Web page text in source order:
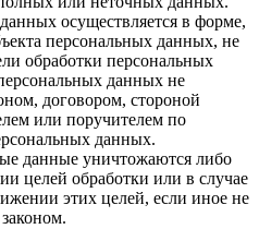
осуществляется в форме,
персональных данных, не
обработки персональных
данных не
договором, стороной
или поручителем по
данных.
данные уничтожаются либо
целей обработки или в случае
этих целей, если иное не